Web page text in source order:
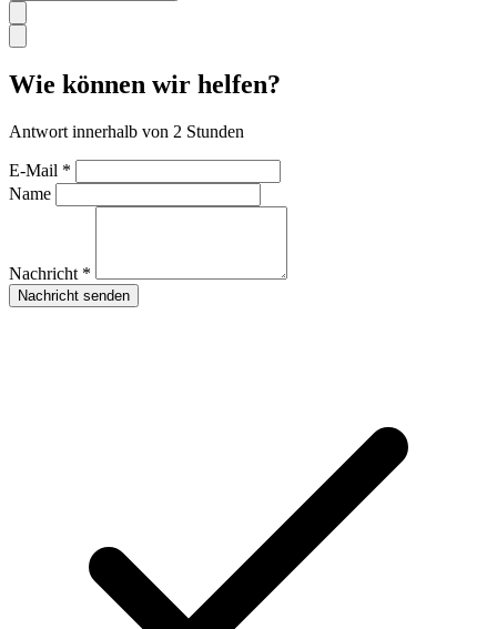
Wie können wir helfen?
Antwort innerhalb von 2 Stunden
E-Mail *
Name
Nachricht *
Nachricht senden